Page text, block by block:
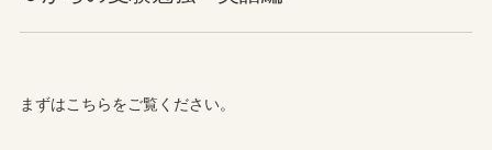
まずはこちらをご覧ください。